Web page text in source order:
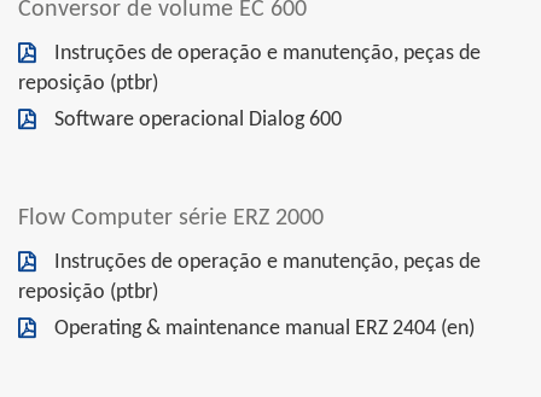
Conversor de volume EC 600
Instruções de operação e manutenção, peças de
reposição (ptbr)
Software operacional Dialog 600
Flow Computer série ERZ 2000
Instruções de operação e manutenção, peças de
reposição (ptbr)
Operating & maintenance manual ERZ 2404 (en)